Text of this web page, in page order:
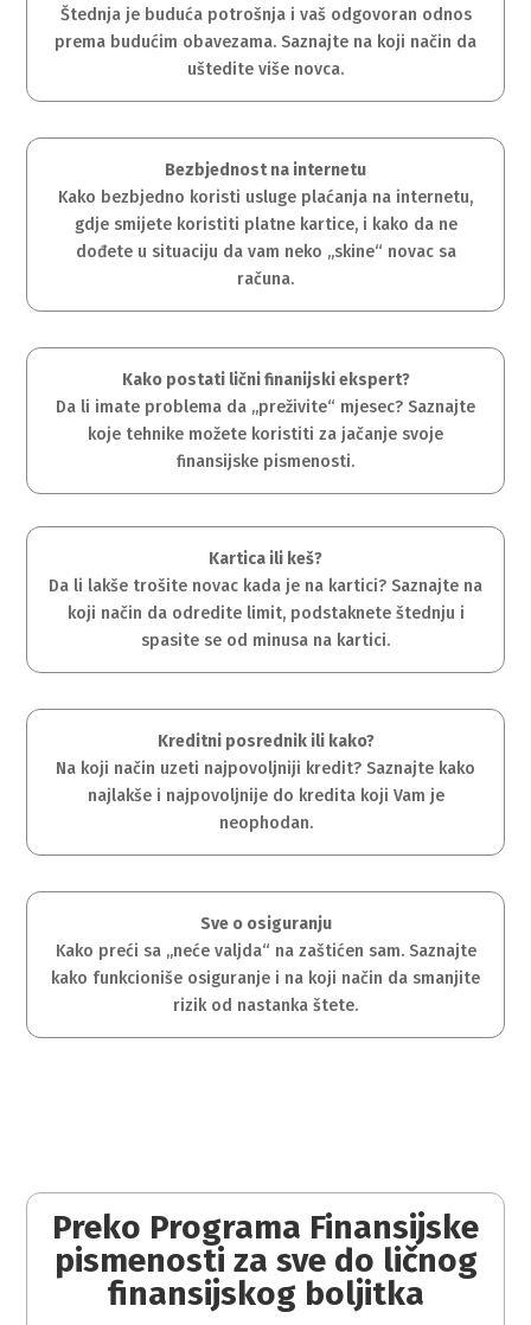
Štednja je buduća potrošnja i vaš odgovoran odnos
prema budućim obavezama. Saznajte na koji način da
uštedite više novca.
Bezbjednost na internetu
Kako bezbjedno koristi usluge plaćanja na internetu,
gdje smijete koristiti platne kartice, i kako da ne
dođete u situaciju da vam neko „skine“ novac sa
računa.
Kako postati lični finanijski ekspert?
Da li imate problema da „preživite“ mjesec? Saznajte
koje tehnike možete koristiti za jačanje svoje
finansijske pismenosti.
Kartica ili keš?
Da li lakše trošite novac kada je na kartici? Saznajte na
koji način da odredite limit, podstaknete štednju i
spasite se od minusa na kartici.
Kreditni posrednik ili kako?
Na koji način uzeti najpovoljniji kredit? Saznajte kako
najlakše i najpovoljnije do kredita koji Vam je
neophodan.
Sve o osiguranju
Kako preći sa „neće valjda“ na zaštićen sam. Saznajte
kako funkcioniše osiguranje i na koji način da smanjite
rizik od nastanka štete.
Preko Programa Finansijske
pismenosti za sve do ličnog
finansijskog boljitka